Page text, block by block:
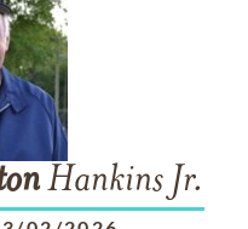
Hankins Jr.